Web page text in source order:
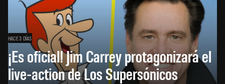
HACE 3 DÍAS
¡Es oficial! Jim Carrey protagonizará el
live-action de Los Supersónicos